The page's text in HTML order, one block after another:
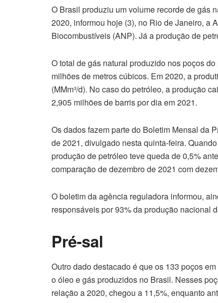
O Brasil produziu um volume recorde de gás
2020, informou hoje (3), no Rio de Janeiro, a
Biocombustíveis (ANP). Já a produção de
O total de gás natural produzido nos poços
milhões de metros cúbicos. Em 2020, a
(MMm³/d). No caso do petróleo, a produção
2,905 milhões de barris por dia em 2021.
Os dados fazem parte do Boletim Mensal da
de 2021, divulgado nesta quinta-feira.
produção de petróleo teve queda de 0,5%
comparação de dezembro de 2021 com
O boletim da agência reguladora informou,
responsáveis por 93% da produção nacional
Pré-sal
Outro dado destacado é que os 133 poços
o óleo e gás produzidos no Brasil. Nesses
relação a 2020, chegou a 11,5%, enquanto